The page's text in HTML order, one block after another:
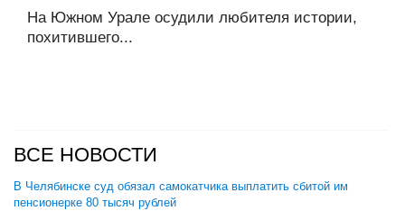
На Южном Урале осудили любителя истории,
похитившего...
ВСЕ НОВОСТИ
В Челябинске суд обязал самокатчика выплатить сбитой им
пенсионерке 80 тысяч рублей